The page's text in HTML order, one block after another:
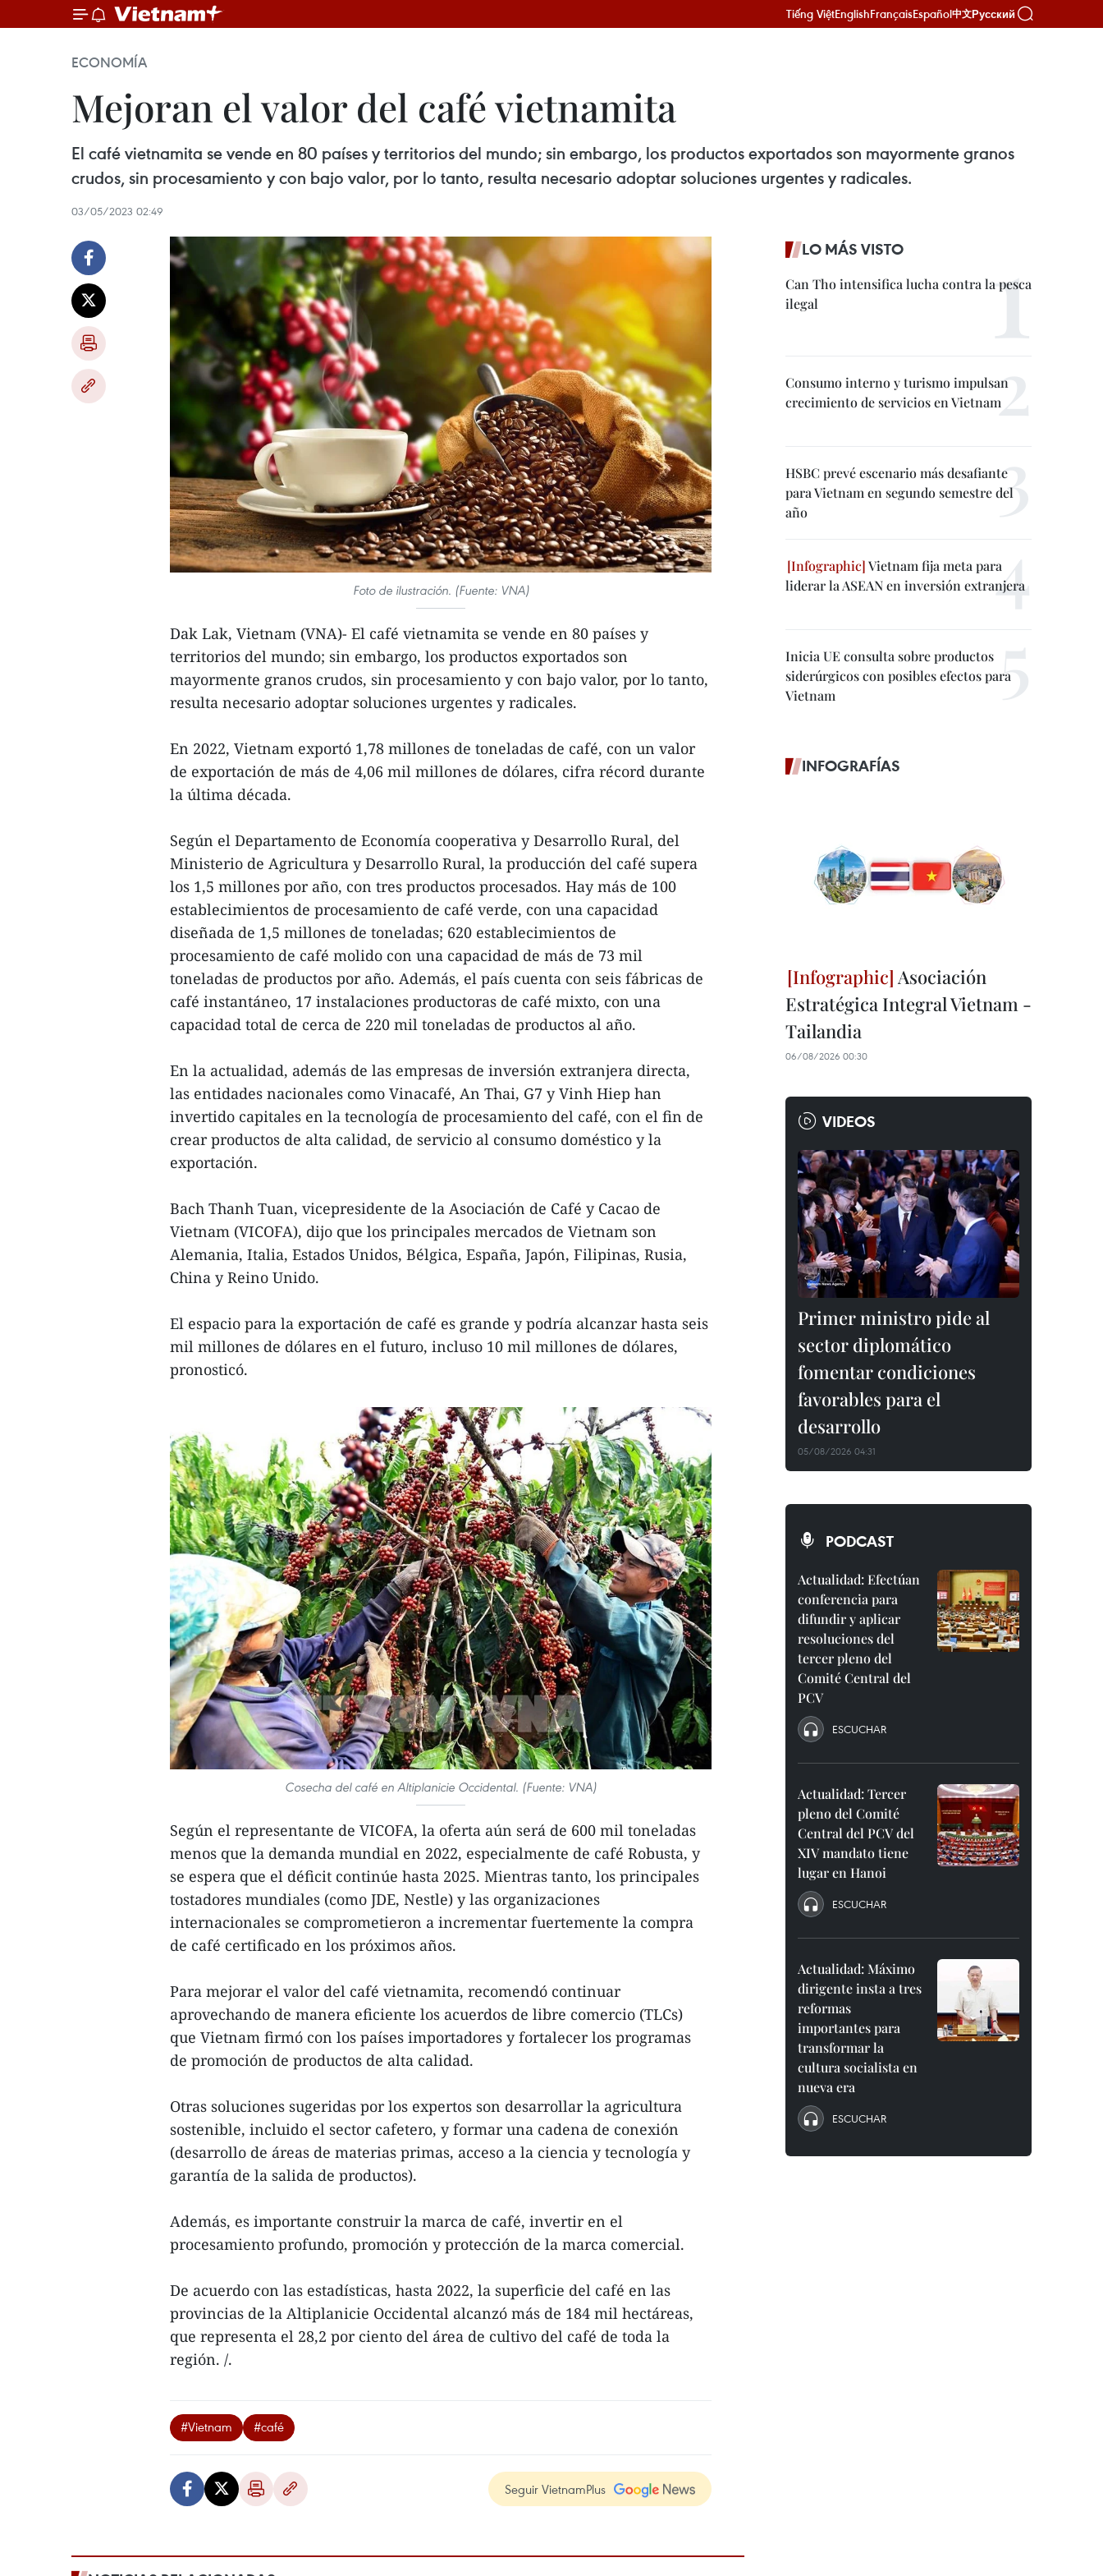
Tiếng ViệtEnglishFrançaisEspañol中文Русский
ECONOMÍA
Mejoran el valor del café vietnamita
El café vietnamita se vende en 80 países y territorios del mundo; sin embargo, los productos exportados son mayormente granos
crudos, sin procesamiento y con bajo valor, por lo tanto, resulta necesario adoptar soluciones urgentes y radicales.
03/05/2023 02:49
Foto de ilustración. (Fuente: VNA)
Dak Lak, Vietnam (VNA)- El café vietnamita se vende en 80 países y
territorios del mundo; sin embargo, los productos exportados son
mayormente granos crudos, sin procesamiento y con bajo valor, por lo tanto,
resulta necesario adoptar soluciones urgentes y radicales.
En 2022, Vietnam exportó 1,78 millones de toneladas de café, con un valor
de exportación de más de 4,06 mil millones de dólares, cifra récord durante
la última década.
Según el Departamento de Economía cooperativa y Desarrollo Rural, del
Ministerio de Agricultura y Desarrollo Rural, la producción del café supera
los 1,5 millones por año, con tres productos procesados. Hay más de 100
establecimientos de procesamiento de café verde, con una capacidad
diseñada de 1,5 millones de toneladas; 620 establecimientos de
procesamiento de café molido con una capacidad de más de 73 mil
toneladas de productos por año. Además, el país cuenta con seis fábricas de
café instantáneo, 17 instalaciones productoras de café mixto, con una
capacidad total de cerca de 220 mil toneladas de productos al año.
En la actualidad, además de las empresas de inversión extranjera directa,
las entidades nacionales como Vinacafé, An Thai, G7 y Vinh Hiep han
invertido capitales en la tecnología de procesamiento del café, con el fin de
crear productos de alta calidad, de servicio al consumo doméstico y la
exportación.
Bach Thanh Tuan, vicepresidente de la Asociación de Café y Cacao de
Vietnam (VICOFA), dijo que los principales mercados de Vietnam son
Alemania, Italia, Estados Unidos, Bélgica, España, Japón, Filipinas, Rusia,
China y Reino Unido.
El espacio para la exportación de café es grande y podría alcanzar hasta seis
mil millones de dólares en el futuro, incluso 10 mil millones de dólares,
pronosticó.
Cosecha del café en Altiplanicie Occidental. (Fuente: VNA)
Según el representante de VICOFA, la oferta aún será de 600 mil toneladas
menos que la demanda mundial en 2022, especialmente de café Robusta, y
se espera que el déficit continúe hasta 2025. Mientras tanto, los principales
tostadores mundiales (como JDE, Nestle) y las organizaciones
internacionales se comprometieron a incrementar fuertemente la compra
de café certificado en los próximos años.
Para mejorar el valor del café vietnamita, recomendó continuar
aprovechando de manera eficiente los acuerdos de libre comercio (TLCs)
que Vietnam firmó con los países importadores y fortalecer los programas
de promoción de productos de alta calidad.
Otras soluciones sugeridas por los expertos son desarrollar la agricultura
sostenible, incluido el sector cafetero, y formar una cadena de conexión
(desarrollo de áreas de materias primas, acceso a la ciencia y tecnología y
garantía de la salida de productos).
Además, es importante construir la marca de café, invertir en el
procesamiento profundo, promoción y protección de la marca comercial.
De acuerdo con las estadísticas, hasta 2022, la superficie del café en las
provincias de la Altiplanicie Occidental alcanzó más de 184 mil hectáreas,
que representa el 28,2 por ciento del área de cultivo del café de toda la
región. /.
#Vietnam #café
Seguir VietnamPlus
LO MÁS VISTO
Can Tho intensifica lucha contra la pesca
ilegal
Consumo interno y turismo impulsan
crecimiento de servicios en Vietnam
HSBC prevé escenario más desafiante
para Vietnam en segundo semestre del
año
Vietnam fija meta para
liderar la ASEAN en inversión extranjera
Inicia UE consulta sobre productos
siderúrgicos con posibles efectos para
Vietnam
INFOGRAFÍAS
Asociación
Estratégica Integral Vietnam -
Tailandia
06/08/2026 00:30
VIDEOS
Primer ministro pide al
sector diplomático
fomentar condiciones
favorables para el
desarrollo
05/08/2026 04:31
PODCAST
Actualidad: Efectúan
conferencia para
difundir y aplicar
resoluciones del
tercer pleno del
Comité Central del
PCV
ESCUCHAR
Actualidad: Tercer
pleno del Comité
Central del PCV del
XIV mandato tiene
lugar en Hanoi
ESCUCHAR
Actualidad: Máximo
dirigente insta a tres
reformas
importantes para
transformar la
cultura socialista en
nueva era
ESCUCHAR